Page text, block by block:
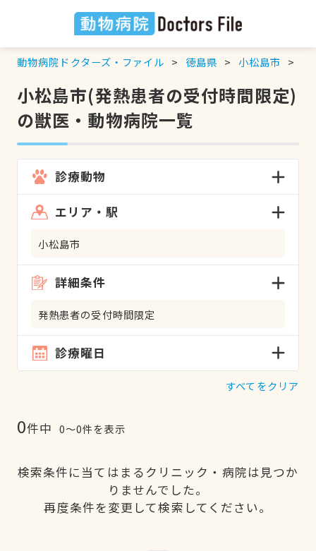
動物病院ドクターズ・ファイル 徳島県 小松島市
小松島市(発熱患者の受付時間限定)
の獣医・動物病院一覧
診療動物
エリア・駅
小松島市
詳細条件
発熱患者の受付時間限定
診療曜日
すべてをクリア
0件中 0〜0件を表示
検索条件に当てはまるクリニック・病院は見つか
りませんでした。
再度条件を変更して検索してください。